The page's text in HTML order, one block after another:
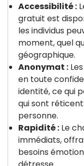
Accessibilité :
gratuit est
les individus
moment, quel
géographique.
Anonymat :
en toute
identité, ce qui
qui sont
personne.
Rapidité : Le
immédiats,
besoins